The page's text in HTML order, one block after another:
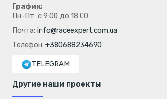
График:
Пн-Пт: с 9:00 до 18:00
Почта: info@raceexpert.com.ua
Телефон: +380688234690
TELEGRAM
Другие наши проекты